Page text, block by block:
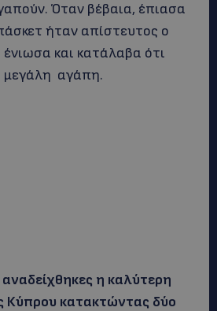
Όταν βέβαια, έπιασα
ήταν απίστευτος ο
και κατάλαβα ότι
μεγάλη αγάπη.
η καλύτερη
Κύπρου κατακτώντας δύο